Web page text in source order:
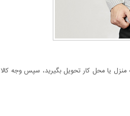
یا محل کار تحویل بگیرید، سپس وجه کالا